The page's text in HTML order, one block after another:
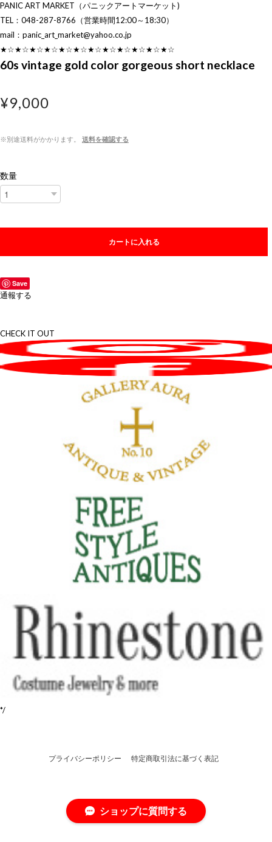
PANIC ART MARKET（パニックアートマーケット)
TEL：048-287-8766（営業時間12:00～18:30）
mail： panic_art_market@yahoo.co.jp
★☆★☆★☆★☆★☆★☆★☆★☆★☆★☆★☆★☆
60s vintage gold color gorgeous short necklace
¥9,000
※別途送料がかかります。 送料を確認する
数量
カートに入れる
Save
通報する
CHECK IT OUT
*/
プライバシーポリシー 特定商取引法に基づく表記
ショップに質問する